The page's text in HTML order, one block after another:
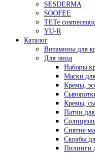
SESDERMA
SOOFEE
TETe
YU-R
Каталог
Витамины для
Для лица
Наборы
Маски
Кремы,
Кремы,
Патчи для
Снятие
Скрабы
Пилинги